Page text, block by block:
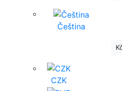
Čeština
CZK